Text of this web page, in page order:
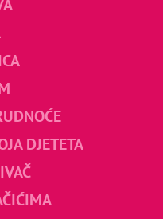
DJETETA